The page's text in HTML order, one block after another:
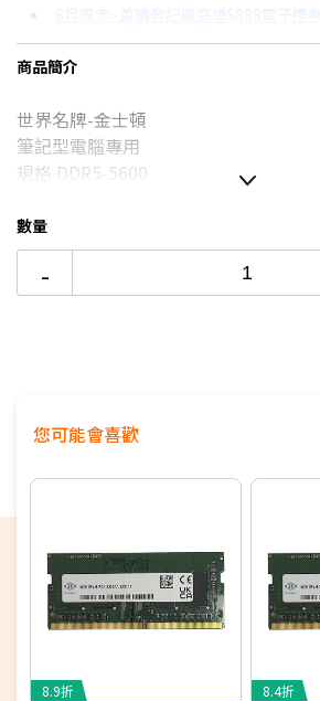
6期 0利率
12期 0利率
6期
24期 $724
8月限定~首購登記最高領$888電子禮券
8/15前~指定購物滿額最高回饋25%
更多信用卡分期0利率滿額享回饋
商品簡介
世界名牌-金士頓
筆記型電腦專用
規格 DDR5-5600
原廠終身保固
數量
-
您可能會喜歡
8.9折
8.4折